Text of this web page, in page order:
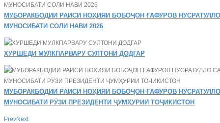
МУБОРАКБОДИИ РАИСИ НОҲИЯИ БОБОҶОН ҒАФУРОВ
МУНОСИБАТИ СОЛИ НАВИ 2026
ХУРШЕДИ МУЛКПАРВАРУ СУЛТОНИ ДОДГАР
МУБОРАКБОДИИ РАИСИ НОҲИЯИ БОБОҶОН ҒАФУРОВ
МУНОСИБАТИ РӮЗИ ПРЕЗИДЕНТИ ҶУМҲУРИИ ТОҶИКИСТОН
PrevNext